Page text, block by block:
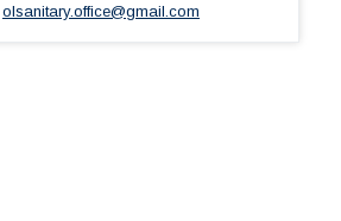
olsanitary.office@gmail.com